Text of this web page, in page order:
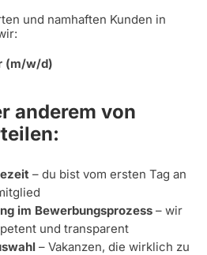
und namhaften Kunden in
(m/w/d)
anderem von
– du bist vom ersten Tag an
im Bewerbungsprozess – wir
und transparent
– Vakanzen, die wirklich zu